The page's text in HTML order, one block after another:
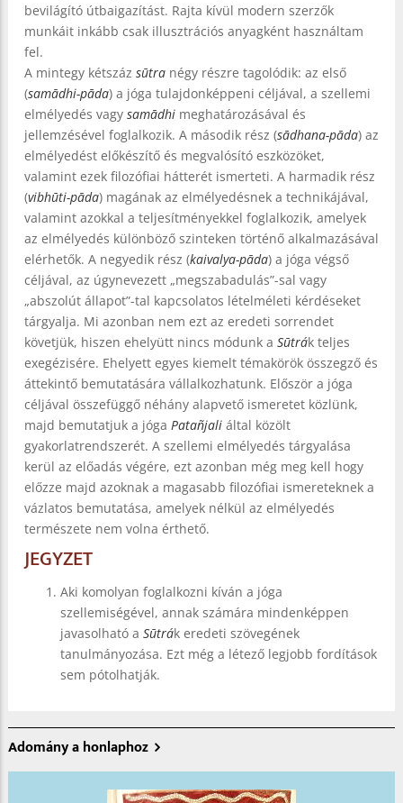
bevilágító útbaigazítást. Rajta kívül modern szerzők
munkáit inkább csak illusztrációs anyagként használtam
fel.
A mintegy kétszáz sūtra négy részre tagolódik: az első
(samādhi-pāda) a jóga tulajdonképpeni céljával, a szellemi
elmélyedés vagy samādhi meghatározásával és
jellemzésével foglalkozik. A második rész (sādhana-pāda) az
elmélyedést előkészítő és megvalósító eszközöket,
valamint ezek filozófiai hátterét ismerteti. A harmadik rész
(vibhūti-pāda) magának az elmélyedésnek a technikájával,
valamint azokkal a teljesítményekkel foglalkozik, amelyek
az elmélyedés különböző szinteken történő alkalmazásával
elérhetők. A negyedik rész (kaivalya-pāda) a jóga végső
céljával, az úgynevezett „megszabadulás”-sal vagy
„abszolút állapot”-tal kapcsolatos lételméleti kérdéseket
tárgyalja. Mi azonban nem ezt az eredeti sorrendet
követjük, hiszen ehelyütt nincs módunk a Sūtrák teljes
exegézisére. Ehelyett egyes kiemelt témakörök összegző és
áttekintő bemutatására vállalkozhatunk. Először a jóga
céljával összefüggő néhány alapvető ismeretet közlünk,
majd bemutatjuk a jóga Patañjali által közölt
gyakorlatrendszerét. A szellemi elmélyedés tárgyalása
kerül az előadás végére, ezt azonban még meg kell hogy
előzze majd azoknak a magasabb filozófiai ismereteknek a
vázlatos bemutatása, amelyek nélkül az elmélyedés
természete nem volna érthető.
JEGYZET
Aki komolyan foglalkozni kíván a jóga
szellemiségével, annak számára mindenképpen
javasolható a Sūtrák eredeti szövegének
tanulmányozása. Ezt még a létező legjobb fordítások
sem pótolhatják.
Adomány a honlaphoz